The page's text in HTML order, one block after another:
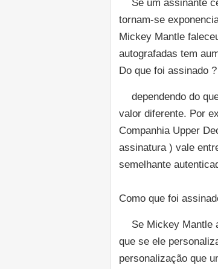
Se um assinante
tornam-se
Mickey Mantle
autografadas tem
Do que foi assinado ?
dependendo do
valor diferente. Por
Companhia Upper
assinatura ) vale
semelhante
Como que foi
Se Mickey Mantle
que se ele
personalização que